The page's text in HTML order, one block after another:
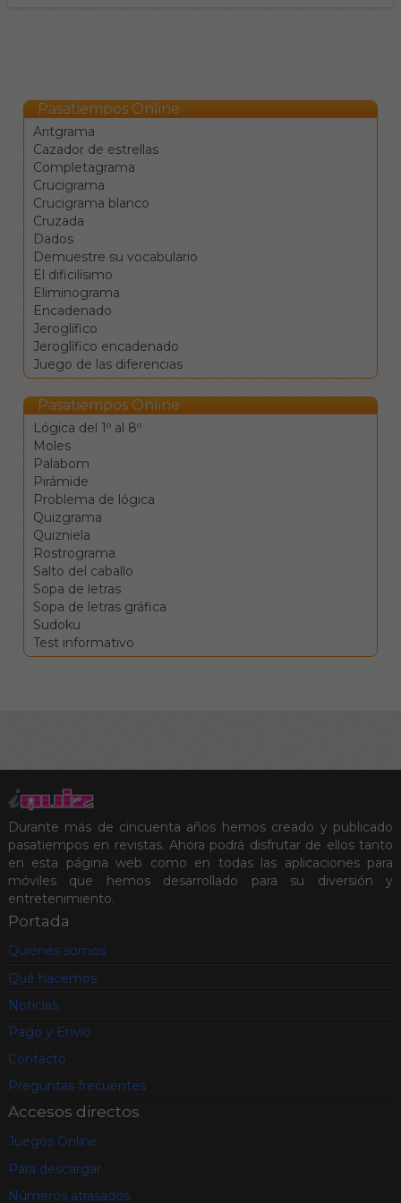
Pasatiempos Online
Aritgrama
Cazador de estrellas
Completagrama
Crucigrama
Crucigrama blanco
Cruzada
Dados
Demuestre su vocabulario
El dificilísimo
Eliminograma
Encadenado
Jeroglífico
Jeroglífico encadenado
Juego de las diferencias
Pasatiempos Online
Lógica del 1º al 8º
Moles
Palabom
Pirámide
Problema de lógica
Quizgrama
Quizniela
Rostrograma
Salto del caballo
Sopa de letras
Sopa de letras gráfica
Sudoku
Test informativo
Durante más de cincuenta años hemos creado y publicado
pasatiempos en revistas. Ahora podrá disfrutar de ellos tanto
en esta página web como en todas las aplicaciones para
móviles que hemos desarrollado para su diversión y
entretenimiento.
Portada
Quiénes somos
Qué hacemos
Noticias
Pago y Envío
Contacto
Preguntas frecuentes
Accesos directos
Juegos Online
Para descargar
Números atrasados
cuatro direcciones.
para saltar a la
cambia la dirección de
borra el valor de la
la casilla sin moverse.
Clique en una
definición para ir a la
celdas
correspondientes.
Los botones de
encallado, pero conllevan